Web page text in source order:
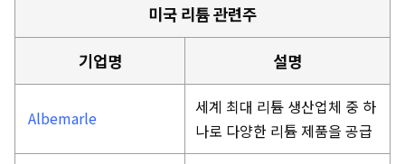
미국 리튬 관련주
기업명 설명
Albemarle
세계 최대 리튬 생산업체 중 하
나로 다양한 리튬 제품을 공급